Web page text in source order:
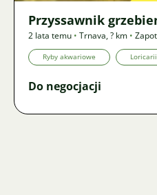
Przyssawnik
2 lata temu • Trnava,? km •
Ryby akwariowe
Do negocjacji